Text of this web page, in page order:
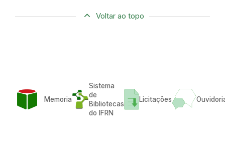
Voltar ao topo
Memoria
Sistema
de
Bibliotecas
do IFRN
Licitações